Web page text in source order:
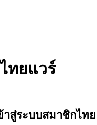
ทยแวร์
าสู่ระบบสมาชิกไท